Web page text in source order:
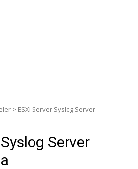
> ESXi Server Syslog Server
Server